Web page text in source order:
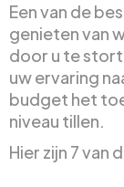
Een van de
genieten van
door u te
uw ervaring
budget het
niveau tillen.
Hier zijn 7 van